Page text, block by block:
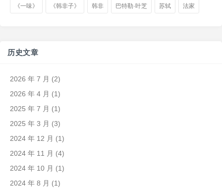
《一味》 《韩非子》 韩非 巴特勒·叶芝 苏轼 法家
历史文章
2026 年 7 月 (2)
2026 年 4 月 (1)
2025 年 7 月 (1)
2025 年 3 月 (3)
2024 年 12 月 (1)
2024 年 11 月 (4)
2024 年 10 月 (1)
2024 年 8 月 (1)